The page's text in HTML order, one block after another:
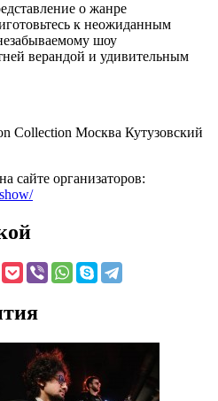
о жанре
к неожиданным
шоу
верандой и удивительным
Collection Москва Кутузовский
сайте организаторов: